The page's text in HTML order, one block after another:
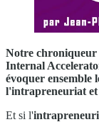
Notre chroniqueur
Internal
évoquer ensemble l
l'intrapreneuriat
Et si l'